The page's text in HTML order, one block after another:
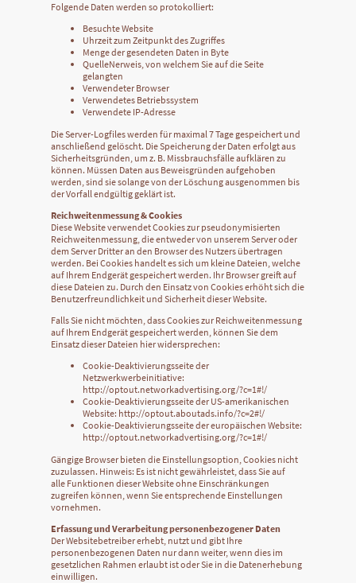
Folgende Daten werden so protokolliert:
Besuchte Website
Uhrzeit zum Zeitpunkt des Zugriffes
Menge der gesendeten Daten in Byte
QuelleNerweis, von welchem Sie auf die Seite
gelangten
Verwendeter Browser
Verwendetes Betriebssystem
Verwendete IP-Adresse
Die Server-Logfiles werden für maximal 7 Tage gespeichert und
anschließend gelöscht. Die Speicherung der Daten erfolgt aus
Sicherheitsgründen, um z. B. Missbrauchsfälle aufklären zu
können. Müssen Daten aus Beweisgründen aufgehoben
werden, sind sie solange von der Löschung ausgenommen bis
der Vorfall endgültig geklärt ist.
Reichweitenmessung & Cookies
Diese Website verwendet Cookies zur pseudonymisierten
Reichweitenmessung, die entweder von unserem Server oder
dem Server Dritter an den Browser des Nutzers übertragen
werden. Bei Cookies handelt es sich um kleine Dateien, welche
auf Ihrem Endgerät gespeichert werden. Ihr Browser greift auf
diese Dateien zu. Durch den Einsatz von Cookies erhöht sich die
Benutzerfreundlichkeit und Sicherheit dieser Website.
Falls Sie nicht möchten, dass Cookies zur Reichweitenmessung
auf Ihrem Endgerät gespeichert werden, können Sie dem
Einsatz dieser Dateien hier widersprechen:
Cookie-Deaktivierungsseite der
Netzwerkwerbeinitiative:
http://optout.networkadvertising.org/?c=1#!/
Cookie-Deaktivierungsseite der US-amerikanischen
Website: http://optout.aboutads.info/?c=2#!/
Cookie-Deaktivierungsseite der europäischen Website:
http://optout.networkadvertising.org/?c=1#!/
Gängige Browser bieten die Einstellungsoption, Cookies nicht
zuzulassen. Hinweis: Es ist nicht gewährleistet, dass Sie auf
alle Funktionen dieser Website ohne Einschränkungen
zugreifen können, wenn Sie entsprechende Einstellungen
vornehmen.
Erfassung und Verarbeitung personenbezogener Daten
Der Websitebetreiber erhebt, nutzt und gibt Ihre
personenbezogenen Daten nur dann weiter, wenn dies im
gesetzlichen Rahmen erlaubt ist oder Sie in die Datenerhebung
einwilligen.